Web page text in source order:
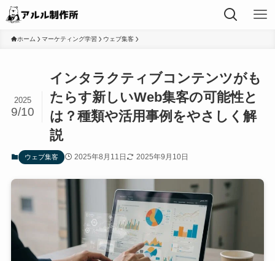
ホーム マーケティング学習 ウェブ集客
インタラクティブコンテンツがも
たらす新しいWeb集客の可能性と
は？種類や活用事例をやさしく解
説
2025
9/10
ウェブ集客 2025年8月11日 2025年9月10日